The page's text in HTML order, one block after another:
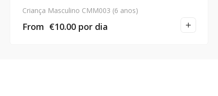
Criança Masculino CMM003 (6 anos)
From €10.00 por dia